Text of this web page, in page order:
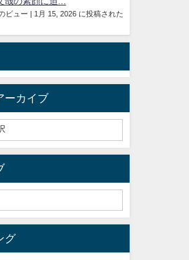
ビュー | 1月 15, 2026 に投稿された
ーカイブ
グ